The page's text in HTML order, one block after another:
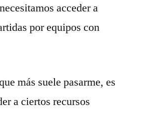
acceder a
por equipos con
más suele pasarme, es
a ciertos recursos